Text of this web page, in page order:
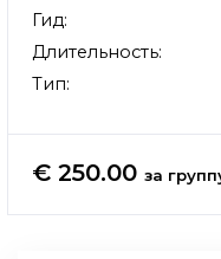
Гид:
Длительность:
Тип:
€ 250.00 за